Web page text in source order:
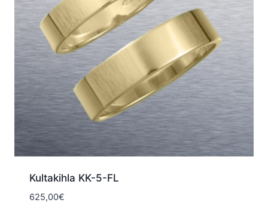
Kultakihla KK-5-FL
625,00€